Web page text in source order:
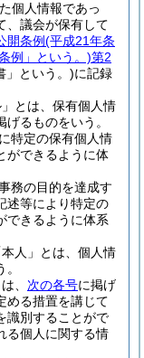
個人情報であっ
、議会が保有して
開条例(平成21年条
例」という。)第2
」という。)に記録
とは、保有個人情
るものをいう。
特定の保有個人情
ができるように体
務の目的を達成す
述等により特定の
できるように体系
人」とは、個人情
、 次の各号に掲げ
める措置を講じて
識別することがで
る個人に関する情